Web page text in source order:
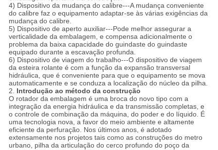
4) Dispositivo da mudança do calibre---A mudança conveniente
do calibre faz o equipamento adaptar-se às várias exigências da
mudança do calibre.
5) Dispositivo de aperto auxiliar---Pode melhor assegurar a
verticalidade da embalagem, e compensa adicionalmente o
problema da baixa capacidade do guindaste do guindaste
equipado durante a escavação profunda.
6) Dispositivo de viagem do trabalho---O dispositivo de viagem
da esteira rolante é com a função da expansão transversal
hidráulica, que é conveniente para que o equipamento se mova
automaticamente e se conduza a localização do núcleo da pilha.
2. Introdução ao método da construção
O rotador da embalagem é uma broca do novo tipo com a
integração da energia hidráulica e da transmissão completas, e
o controle de combinação da máquina, do poder e do líquido. É
uma tecnologia nova, a favor do meio ambiente e altamente
eficiente da perfuração. Nos últimos anos, é adotado
extensamente nos projetos tais como as construções do metro
urbano, pilha da articulação do cerco profundo do poço da